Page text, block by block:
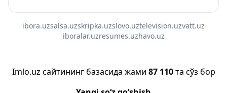
ibora.uzsalsa.uzskripka.uzslovo.uztelevision.uzvatt.uz
iboralar.uzresumes.uzhavo.uz
Imlo.uz сайтининг базасида жами 87 110та сўз бор